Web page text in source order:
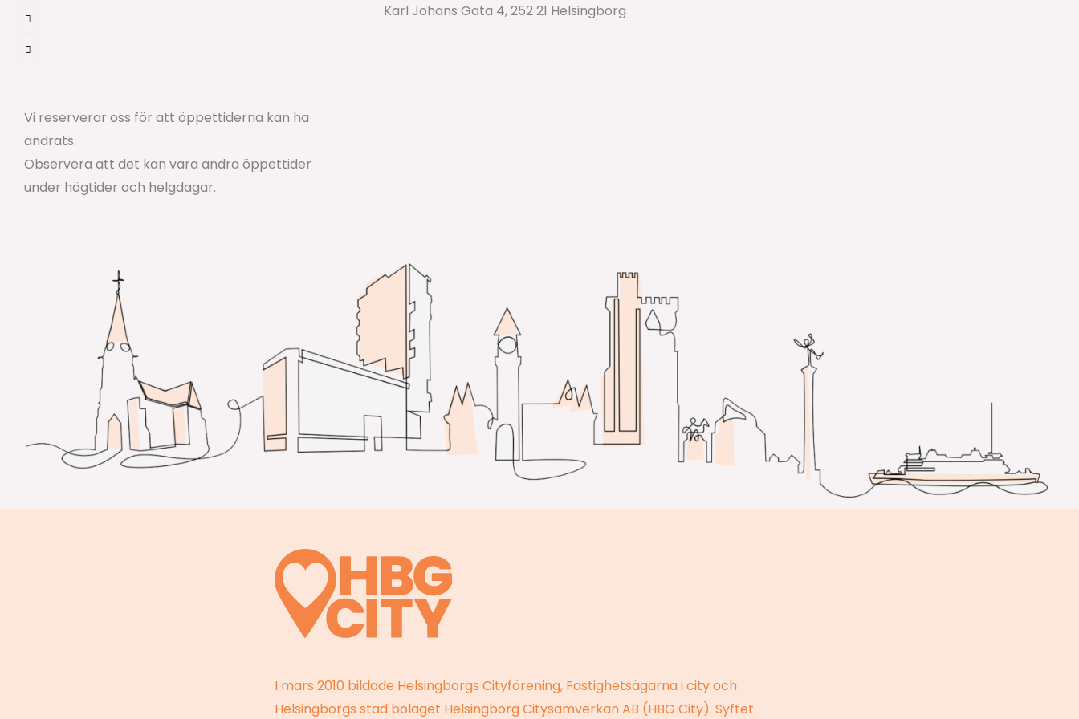
Vi reserverar oss för att öppettiderna kan ha
ändrats.
Observera att det kan vara andra öppettider
under högtider och helgdagar.
Karl Johans Gata 4, 252 21 Helsingborg
I mars 2010 bildade Helsingborgs Cityförening, Fastighetsägarna i city och
Helsingborgs stad bolaget Helsingborg Citysamverkan AB (HBG City). Syftet